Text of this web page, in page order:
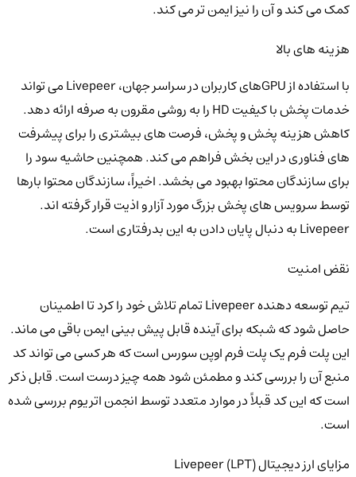
کمک می کند و آن را نیز ایمن تر می کند.
هزینه های بالا
با استفاده از GPUهای کاربران در سراسر جهان، Livepeer می تواند
خدمات پخش با کیفیت HD را به روشی مقرون به صرفه ارائه دهد.
کاهش هزینه پخش و پخش، فرصت های بیشتری را برای پیشرفت
های فناوری در این بخش فراهم می کند. همچنین حاشیه سود را
برای سازندگان محتوا بهبود می بخشد. اخیراً، سازندگان محتوا بارها
توسط سرویس های پخش بزرگ مورد آزار و اذیت قرار گرفته اند.
Livepeer به دنبال پایان دادن به این بدرفتاری است.
نقض امنیت
تیم توسعه دهنده Livepeer تمام تلاش خود را کرد تا اطمینان
حاصل شود که شبکه برای آینده قابل پیش بینی ایمن باقی می ماند.
این پلت فرم یک پلت فرم اوپن سورس است که هر کسی می تواند کد
منبع آن را بررسی کند و مطمئن شود همه چیز درست است. قابل ذکر
است که این کد قبلاً در موارد متعدد توسط انجمن اتریوم بررسی شده
است.
مزایای ارز دیجیتال Livepeer (LPT)